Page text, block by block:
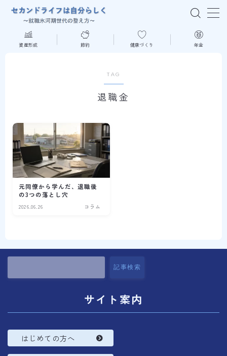
MENU
節約
健康づくり
年金
読書
資産形成 節約 健康づくり 年金
TAG
退職金
元同僚から学んだ、退職後
の3つの落とし穴
2026.06.26 コラム
記事検索
サイト案内
はじめての方へ